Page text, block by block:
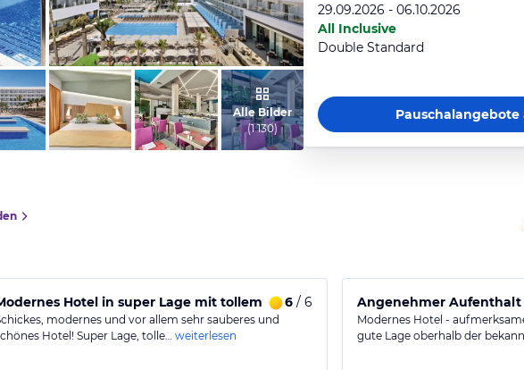
vom Hotelier, Juni 2020
Alle Bilder
(1 130)
29.09.2026 - 06.10.2026
All Inclusive
Double Standard
Pauschalangebote
Hotel in super Lage mit tollem Poolbereich
6/ 6
modernes und vor allem sehr sauberes und
Hotel! Super Lage, tolle… weiterlesen
Angenehmer Aufenthalt
Modernes Hotel -
gute Lage oberhalb der